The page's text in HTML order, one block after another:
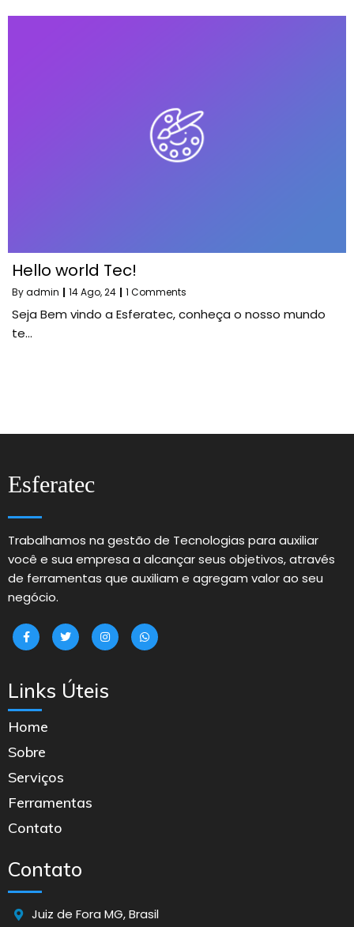
Hello world Tec!
Byadmin | 14Ago, 24 | 1 Comments
Seja Bem vindo a Esferatec, conheça o nosso mundo
te…
Esferatec
Trabalhamos na gestão de Tecnologias para auxiliar
você e sua empresa a alcançar seus objetivos, através
de ferramentas que auxiliam e agregam valor ao seu
negócio.
Links Úteis
Home
Sobre
Serviços
Ferramentas
Contato
Contato
Juiz de Fora MG, Brasil